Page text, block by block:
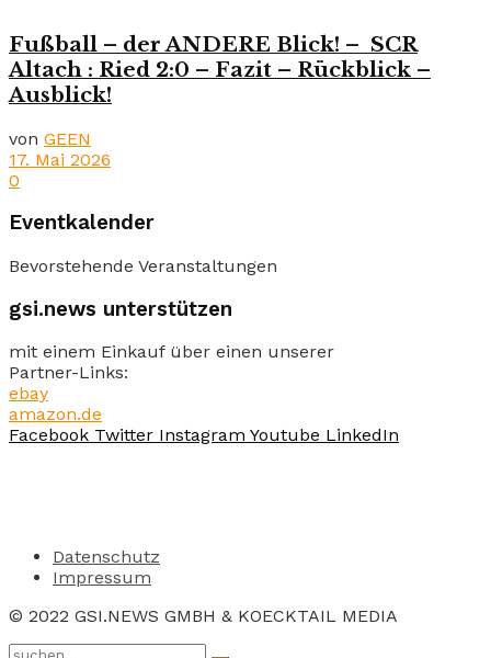
Fußball – der ANDERE Blick! – SCR
Altach : Ried 2:0 – Fazit – Rückblick –
Ausblick!
von GEEN
17. Mai 2026
0
Eventkalender
Bevorstehende Veranstaltungen
gsi.news unterstützen
mit einem Einkauf über einen unserer
Partner-Links:
ebay
amazon.de
Facebook Twitter Instagram Youtube LinkedIn
Datenschutz
Impressum
© 2022 GSI.NEWS GMBH & KOECKTAIL MEDIA